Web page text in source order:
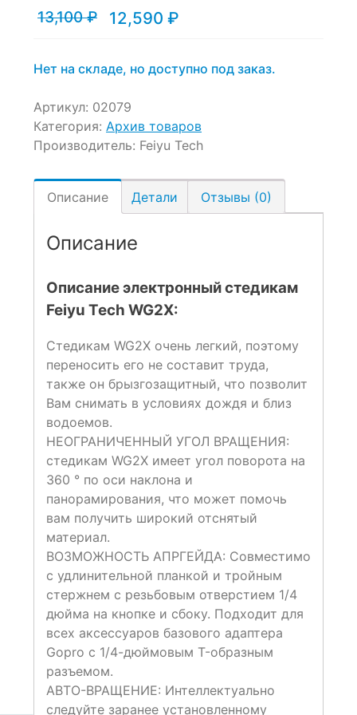
on
13,100₽
Первоначальная
13,100 ₽.
12,590 ₽
Текущая
Нет на складе, но доступно под заказ.
Артикул: 02079
Категория: Архив товаров
Производитель: Feiyu Tech
Описание Детали Отзывы (0)
Описание
Описание электронный стедикам
Feiyu Tech WG2X:
Стедикам WG2X очень легкий, поэтому
переносить его не составит труда,
также он брызгозащитный, что позволит
Вам снимать в условиях дождя и близ
водоемов.
НЕОГРАНИЧЕННЫЙ УГОЛ ВРАЩЕНИЯ:
стедикам WG2X имеет угол поворота на
360 ° по оси наклона и
панорамирования, что может помочь
вам получить широкий отснятый
материал.
ВОЗМОЖНОСТЬ АПРГЕЙДА: Совместимо
с удлинительной планкой и тройным
стержнем с резьбовым отверстием 1/4
дюйма на кнопке и сбоку. Подходит для
всех аксессуаров базового адаптера
Gopro с 1/4-дюймовым T-образным
разъемом.
АВТО-ВРАЩЕНИЕ: Интеллектуально
следуйте заранее установленному